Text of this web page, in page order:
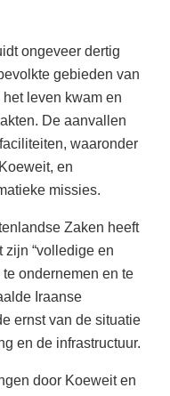
ongeveer dertig
gebieden van
leven kwam en
De aanvallen
waaronder
en
missies.
Zaken heeft
zijn “volledige en
ondernemen en te
Iraanse
ernst van de situatie
en de infrastructuur.
door Koeweit en